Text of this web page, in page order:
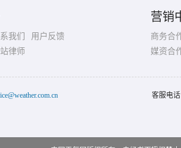
我们
用户反馈
律师
营销
商务合
媒资合
客服电